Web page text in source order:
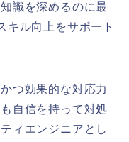
識を深めるのに最
キル向上をサポート
つ効果的な対応力
自信を持って対処
ィエンジニアとし